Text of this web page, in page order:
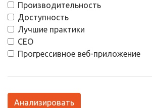
Производительность
Доступность
Лучшие практики
СЕО
Прогрессивное веб-приложение
Анализировать